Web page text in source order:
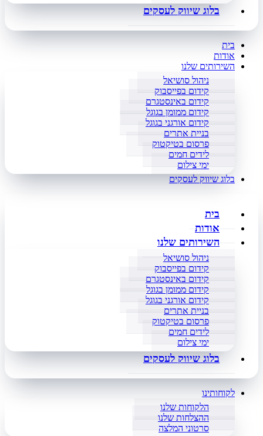
בלוג שיווק לעסקים
בית
אודות
השירותים שלנו
ניהול סושיאל
קידום בפייסבוק
קידום באינסטגרם
קידום ממומן בגוגל
קידום אורגני בגוגל
בניית אתרים
פרסום בטיקטוק
לידים חמים
ימי צילום
בלוג שיווק לעסקים
בית
אודות
השירותים שלנו
ניהול סושיאל
קידום בפייסבוק
קידום באינסטגרם
קידום ממומן בגוגל
קידום אורגני בגוגל
בניית אתרים
פרסום בטיקטוק
לידים חמים
ימי צילום
בלוג שיווק לעסקים
לקוחותינו
הלקוחות שלנו
ההצלחות שלנו
סרטוני המלצה